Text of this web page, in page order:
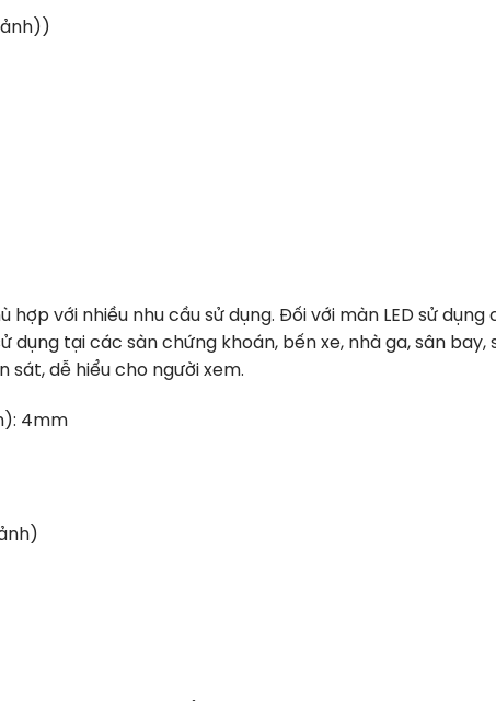
hợp với nhiều nhu cầu sử dụng. Đối với màn LED sử
dụng tại các sàn chứng khoán, bến xe, nhà ga, sân
sát, dễ hiểu cho người xem.
4mm